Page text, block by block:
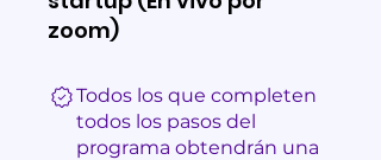
zoom)
Todos los que completen
todos los pasos del
programa obtendrán una